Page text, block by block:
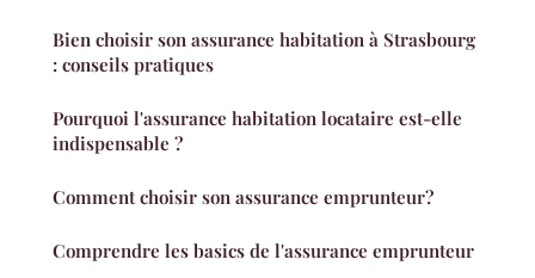
Bien choisir son assurance habitation à Strasbourg
: conseils pratiques
Pourquoi l'assurance habitation locataire est-elle
indispensable ?
Comment choisir son assurance emprunteur?
Comprendre les basics de l'assurance emprunteur